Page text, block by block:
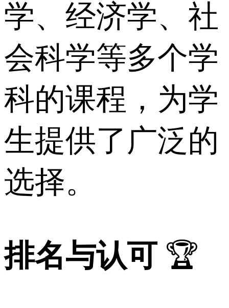
学、经济学、社
会科学等多个学
科的课程，为学
生提供了广泛的
选择。
排名与认可🏆